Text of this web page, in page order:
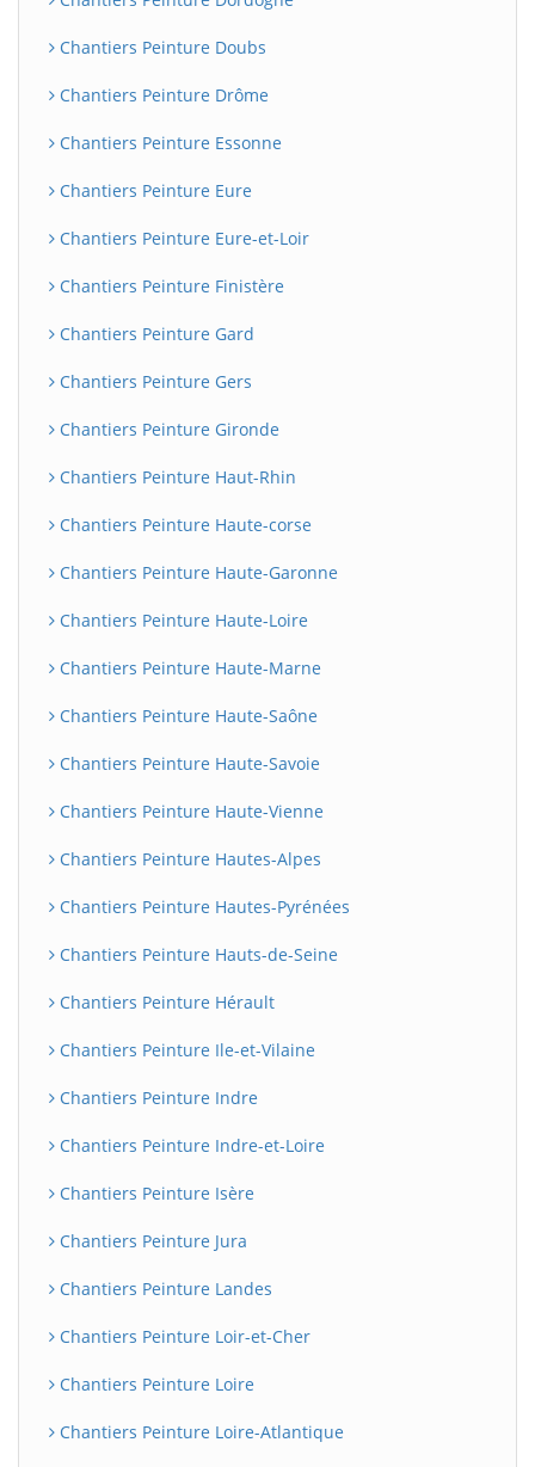
Chantiers Peinture Doubs
Chantiers Peinture Drôme
Chantiers Peinture Essonne
Chantiers Peinture Eure
Chantiers Peinture Eure-et-Loir
Chantiers Peinture Finistère
Chantiers Peinture Gard
Chantiers Peinture Gers
Chantiers Peinture Gironde
Chantiers Peinture Haut-Rhin
Chantiers Peinture Haute-corse
Chantiers Peinture Haute-Garonne
Chantiers Peinture Haute-Loire
Chantiers Peinture Haute-Marne
Chantiers Peinture Haute-Saône
Chantiers Peinture Haute-Savoie
Chantiers Peinture Haute-Vienne
Chantiers Peinture Hautes-Alpes
Chantiers Peinture Hautes-Pyrénées
Chantiers Peinture Hauts-de-Seine
Chantiers Peinture Hérault
Chantiers Peinture Ile-et-Vilaine
Chantiers Peinture Indre
Chantiers Peinture Indre-et-Loire
Chantiers Peinture Isère
Chantiers Peinture Jura
Chantiers Peinture Landes
Chantiers Peinture Loir-et-Cher
Chantiers Peinture Loire
Chantiers Peinture Loire-Atlantique